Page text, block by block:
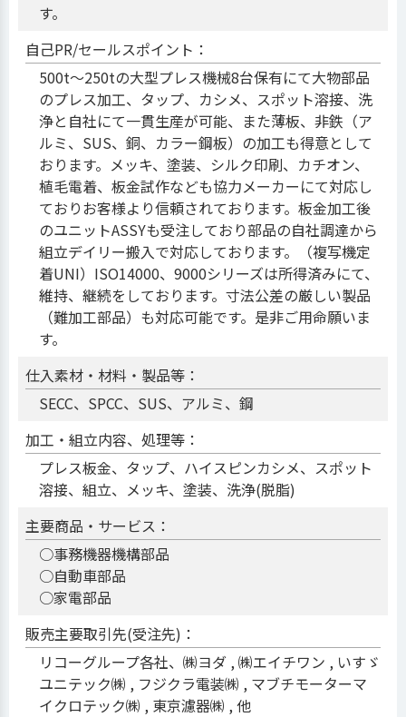
す。
自己PR/セールスポイント：
500t～250tの大型プレス機械8台保有にて大物部品
のプレス加工、タップ、カシメ、スポット溶接、洗
浄と自社にて一貫生産が可能、また薄板、非鉄（ア
ルミ、SUS、銅、カラー鋼板）の加工も得意として
おります。メッキ、塗装、シルク印刷、カチオン、
植毛電着、板金試作なども協力メーカーにて対応し
ておりお客様より信頼されております。板金加工後
のユニットASSYも受注しており部品の自社調達から
組立デイリー搬入で対応しております。（複写機定
着UNI）ISO14000、9000シリーズは所得済みにて、
維持、継続をしております。寸法公差の厳しい製品
（難加工部品）も対応可能です。是非ご用命願いま
す。
仕入素材・材料・製品等：
SECC、SPCC、SUS、アルミ、鋼
加工・組立内容、処理等：
プレス板金、タップ、ハイスピンカシメ、スポット
溶接、組立、メッキ、塗装、洗浄(脱脂)
主要商品・サービス：
○事務機器機構部品
○自動車部品
○家電部品
販売主要取引先(受注先)：
リコーグループ各社、㈱ヨダ , ㈱エイチワン , いすゞ
ユニテック㈱ , フジクラ電装㈱ , マブチモーターマ
イクロテック㈱ , 東京濾器㈱ , 他